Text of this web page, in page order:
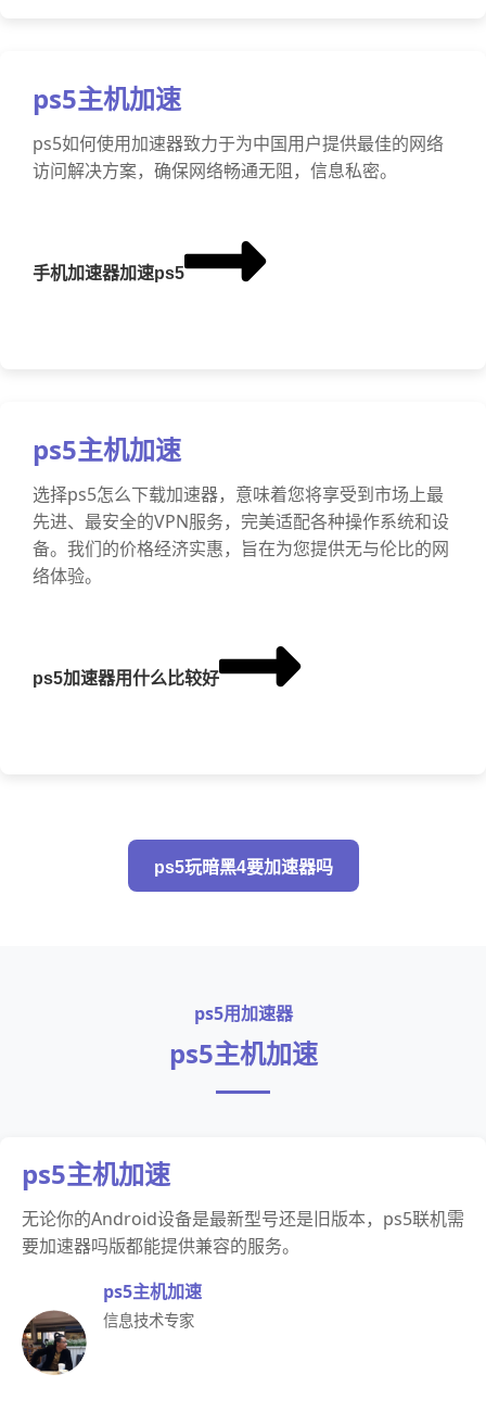
ps5主机加速
ps5如何使用加速器致力于为中国用户提供最佳的网络
访问解决方案，确保网络畅通无阻，信息私密。
手机加速器加速ps5
ps5主机加速
选择ps5怎么下载加速器，意味着您将享受到市场上最
先进、最安全的VPN服务，完美适配各种操作系统和设
备。我们的价格经济实惠，旨在为您提供无与伦比的网
络体验。
ps5加速器用什么比较好
ps5玩暗黑4要加速器吗
ps5用加速器
ps5主机加速
ps5主机加速
无论你的Android设备是最新型号还是旧版本，ps5联机需
要加速器吗版都能提供兼容的服务。
ps5主机加速
信息技术专家